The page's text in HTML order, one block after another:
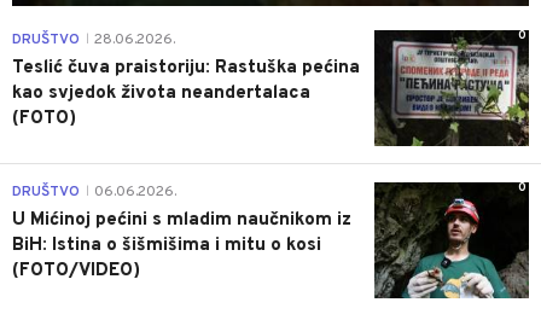
0
DRUŠTVO 28.06.2026.
Teslić čuva praistoriju: Rastuška pećina
kao svjedok života neandertalaca
(FOTO)
0
DRUŠTVO 06.06.2026.
U Mićinoj pećini s mladim naučnikom iz
BiH: Istina o šišmišima i mitu o kosi
(FOTO/VIDEO)